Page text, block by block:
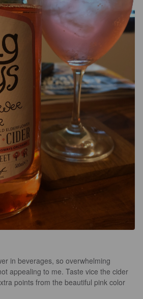
in beverages, so overwhelming
appealing to me. Taste vice the cider
points from the beautiful pink color